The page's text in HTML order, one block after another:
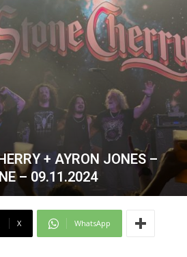
+ AYRON JONES –
– 09.11.2024
X WhatsApp